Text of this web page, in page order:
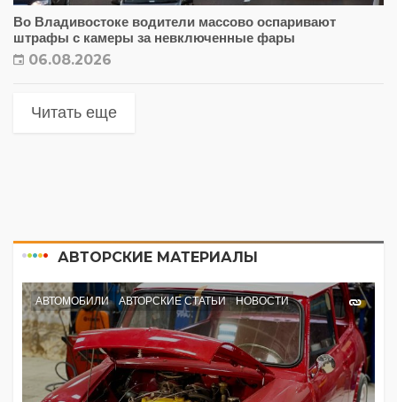
Во Владивостоке водители массово оспаривают
штрафы с камеры за невключенные фары
06.08.2026
Читать еще
АВТОРСКИЕ МАТЕРИАЛЫ
АВТОМОБИЛИ АВТОРСКИЕ СТАТЬИ НОВОСТИ